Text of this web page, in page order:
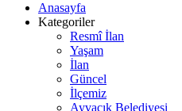
Anasayfa
Kategoriler
Resmî İlan
Yaşam
İlan
Güncel
İlçemiz
Ayvacık Belediyesi